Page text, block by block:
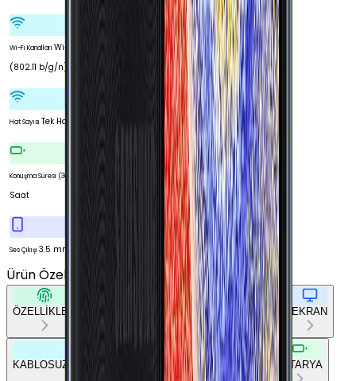
Wi-Fi Kanalları Wi-Fi 4
(802.11 b/g/n)
Hat Sayısı Tek Hat
Konuşma Süresi (3G)
Saat
Ses Çıkışı 3.5 mm
Ürün Özellikleri
ÖZELLİKLER TEMEL BİLGİLER AĞ BAĞLANTILARI EKRAN
KABLOSUZ BAĞLANTILAR DİĞER BAĞLANTILAR BATARYA